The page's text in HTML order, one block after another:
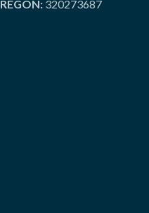
REGON: 320273687